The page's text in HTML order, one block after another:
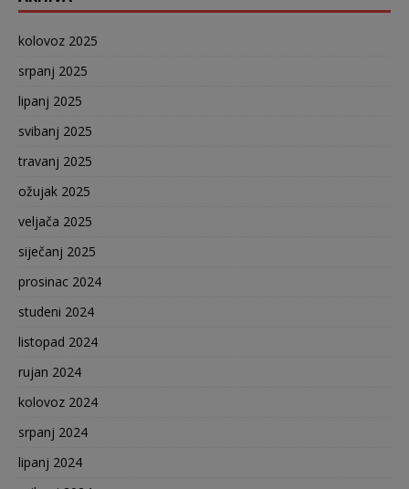
kolovoz 2025
srpanj 2025
lipanj 2025
svibanj 2025
travanj 2025
ožujak 2025
veljača 2025
siječanj 2025
prosinac 2024
studeni 2024
listopad 2024
rujan 2024
kolovoz 2024
srpanj 2024
lipanj 2024